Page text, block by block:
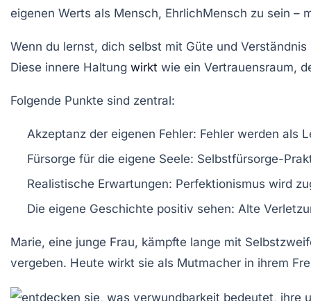
eigenen Werts als Mensch, EhrlichMensch zu sein –
Wenn du lernst, dich selbst mit Güte und
Diese innere Haltung wirkt wie ein Vertrauensraum,
Folgende Punkte sind zentral:
Akzeptanz der eigenen Fehler: Fehler werden als
Fürsorge für die eigene Seele: Selbstfürsorge-
Realistische Erwartungen: Perfektionismus wird
Die eigene Geschichte positiv sehen: Alte
Marie, eine junge Frau, kämpfte lange mit
vergeben. Heute wirkt sie als Mutmacher in ihrem